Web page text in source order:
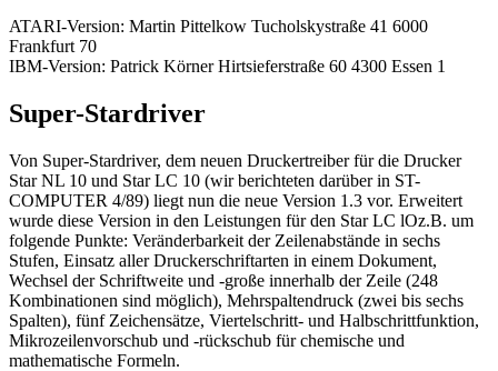
ATARI-Version: Martin Pittelkow Tucholskystraße 41 6000
Frankfurt 70
IBM-Version: Patrick Körner Hirtsieferstraße 60 4300 Essen 1
Super-Stardriver
Von Super-Stardriver, dem neuen Druckertreiber für die Drucker
Star NL 10 und Star LC 10 (wir berichteten darüber in ST-
COMPUTER 4/89) liegt nun die neue Version 1.3 vor. Erweitert
wurde diese Version in den Leistungen für den Star LC lOz.B. um
folgende Punkte: Veränderbarkeit der Zeilenabstände in sechs
Stufen, Einsatz aller Druckerschriftarten in einem Dokument,
Wechsel der Schriftweite und -große innerhalb der Zeile (248
Kombinationen sind möglich), Mehrspaltendruck (zwei bis sechs
Spalten), fünf Zeichensätze, Viertelschritt- und Halbschrittfunktion,
Mikrozeilenvorschub und -rückschub für chemische und
mathematische Formeln.